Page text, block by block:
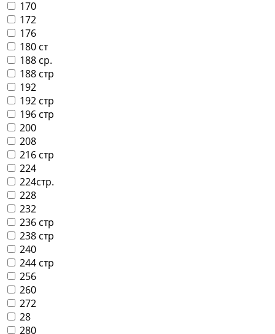
170
172
176
180 ст
188 ср.
188 стр
192
192 стр
196 стр
200
208
216 стр
224
224стр.
228
232
236 стр
238 стр
240
244 стр
256
260
272
28
280